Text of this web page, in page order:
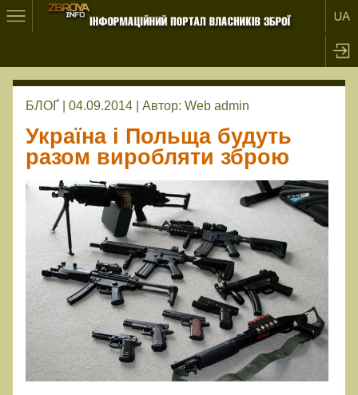
БЛОҐ | 04.09.2014 | Автор: Web admin
Україна і Польща будуть
разом виробляти зброю